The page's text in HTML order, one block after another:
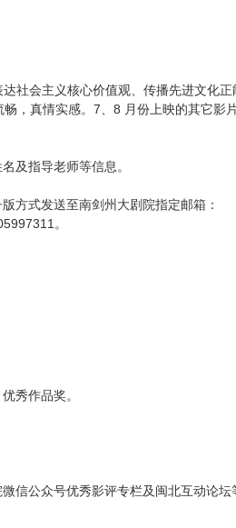
会主义核心价值观、传播先进文化正
，真情实感。7、8 月份上映的其它影
及指导老师等信息。
式发送至南剑州大剧院指定邮箱：
。
秀作品奖。
公众号优秀影评专栏及闽北互动论坛